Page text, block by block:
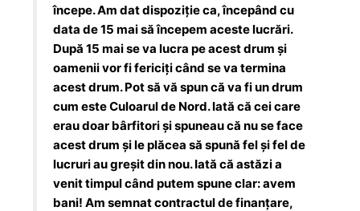
începe. Am dat dispoziție ca, începând cu
data de 15 mai să începem aceste lucrări.
După 15 mai se va lucra pe acest drum și
oamenii vor fi fericiți când se va termina
acest drum. Pot să vă spun că va fi un drum
cum este Culoarul de Nord. Iată că cei care
erau doar bârfitori și spuneau că nu se face
acest drum și le plăcea să spună fel și fel de
lucruri au greșit din nou. Iată că astăzi a
venit timpul când putem spune clar: avem
bani! Am semnat contractul de finanțare,